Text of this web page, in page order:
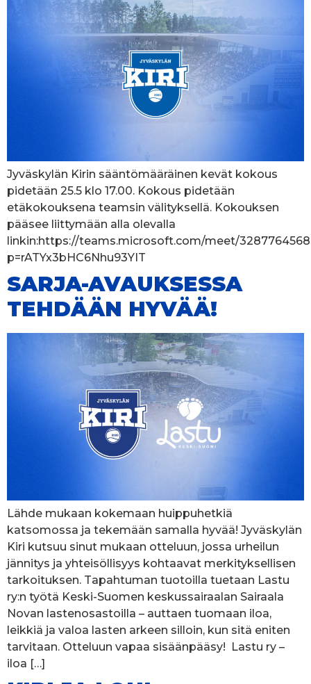
Jyväskylän Kirin sääntömääräinen kevät kokous
pidetään 25.5 klo 17.00. Kokous pidetään
etäkokouksena teamsin välityksellä. Kokouksen
pääsee liittymään alla olevalla
linkin:https://teams.microsoft.com/meet/
p=rATYx3bHC6Nhu93YIT
SARJA-AVAUKSESSA
TEHDÄÄN HYVÄÄ!
Lähde mukaan kokemaan huippuhetkiä
katsomossa ja tekemään samalla hyvää! Jyväskylän
Kiri kutsuu sinut mukaan otteluun, jossa urheilun
jännitys ja yhteisöllisyys kohtaavat merkityksellisen
tarkoituksen. Tapahtuman tuotoilla tuetaan Lastu
ry:n työtä Keski-Suomen keskussairaalan Sairaala
Novan lastenosastoilla – auttaen tuomaan iloa,
leikkiä ja valoa lasten arkeen silloin, kun sitä eniten
tarvitaan. Otteluun vapaa sisäänpääsy! Lastu ry –
iloa […]